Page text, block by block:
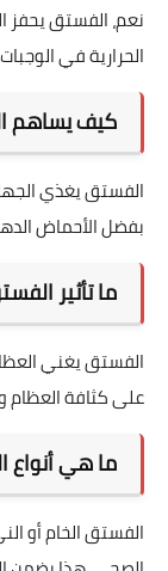
نعم، الفستق يحفز
الحرارية في الوجبات
كيف يساهم
الفستق يغذي
بفضل الأحماض
ما تأثير
الفستق يغني
على كثافة
ما هي أنواع
الفستق الخام أو